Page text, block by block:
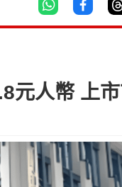
元人幣 上